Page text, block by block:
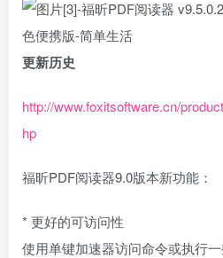
更新历史
http://www.foxitsoftware.cn/
hp
福昕PDF阅读器9.0版本新功能：
* 更好的可访问性
使用单键加速器访问命令或执行